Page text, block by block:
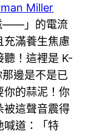
Miller
——」的電流
充滿養生焦慮
聽！這裡是 K-
邊是不是已
你的蒜泥！你
被這聲音震得
喊道：「特